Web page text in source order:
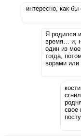
интересно, как
Я родился
время… и,
один из
тогда,
ворами или
свое